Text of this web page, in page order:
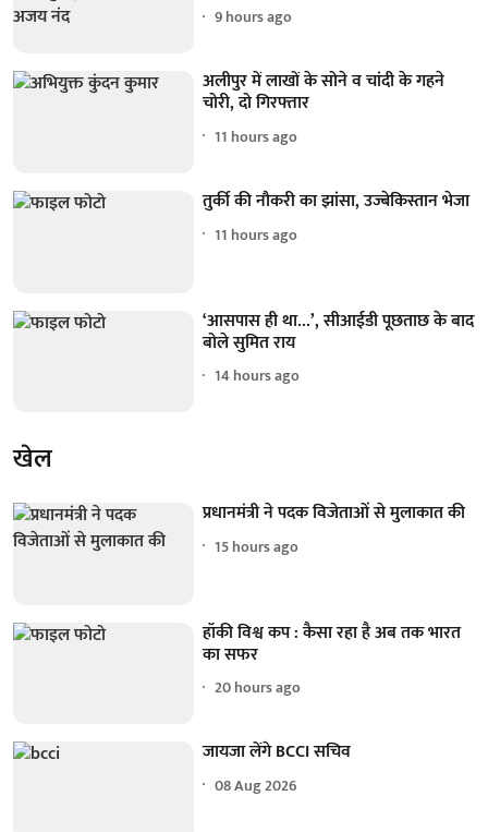
9 hours ago
अलीपुर में लाखों के सोने व चांदी के गहने
चोरी, दो गिरफ्तार
11 hours ago
तुर्की की नौकरी का झांसा, उज्बेकिस्तान भेजा
11 hours ago
‘आसपास ही था...’, सीआईडी पूछताछ के बाद
बोले सुमित राय
14 hours ago
खेल
प्रधानमंत्री ने पदक विजेताओं से मुलाकात की
15 hours ago
हॉकी विश्व कप : कैसा रहा है अब तक भारत
का सफर
20 hours ago
जायजा लेंगे BCCI सचिव
08 Aug 2026